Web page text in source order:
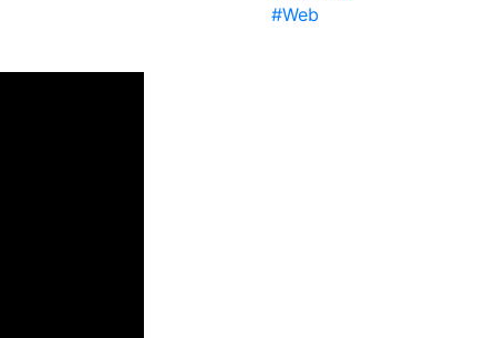
#Web